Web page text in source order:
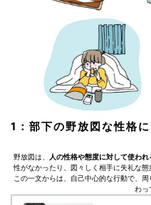
1：部下の野放図な性格
野放図は、 人の性格や態度に対して使わ
性がなかったり、図々しく相手に失礼な
この一文からは、自己中心的な行動で、
わっ